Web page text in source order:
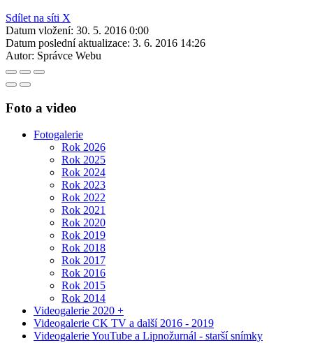
Sdílet na síti X
Datum vložení: 30. 5. 2016 0:00
Datum poslední aktualizace: 3. 6. 2016 14:26
Autor: Správce Webu
Foto a video
Fotogalerie
Rok 2026
Rok 2025
Rok 2024
Rok 2023
Rok 2022
Rok 2021
Rok 2020
Rok 2019
Rok 2018
Rok 2017
Rok 2016
Rok 2015
Rok 2014
Videogalerie 2020 +
Videogalerie CK TV a další 2016 - 2019
Videogalerie YouTube a Lipnožurnál - starší snímky